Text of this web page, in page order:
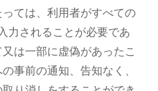
ては、利用者がすべての
力されることが必要であ
は一部に虚偽があったこ
事前の通知、告知なく、